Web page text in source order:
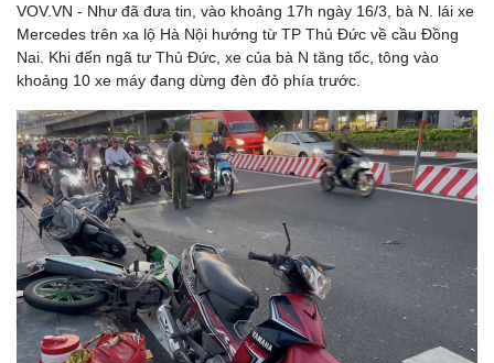
Du lịch
Tư vấn
Săn Tour
check-in
Podcast
Câu chuyện thời sự
Đọc truyện đêm khuya
Cửa sổ tình yêu
Hạt giống tâm hồn
VOV.VN - Như đã đưa tin, vào khoảng 17h ngày 16/3, bà N. lái xe
Mercedes trên xa lộ Hà Nội hướng từ TP Thủ Đức về cầu Đồng
Nai. Khi đến ngã tư Thủ Đức, xe của bà N tăng tốc, tông vào
khoảng 10 xe máy đang dừng đèn đỏ phía trước.